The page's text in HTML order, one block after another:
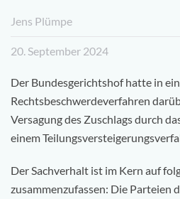
Jens Plümpe
20. September 2024
Der Bundesgerichtshof hatte in
Rechtsbeschwerdeverfahren
Versagung des Zuschlags durch
einem
Der Sachverhalt ist im Kern auf
zusammenzufassen: Die Parteien